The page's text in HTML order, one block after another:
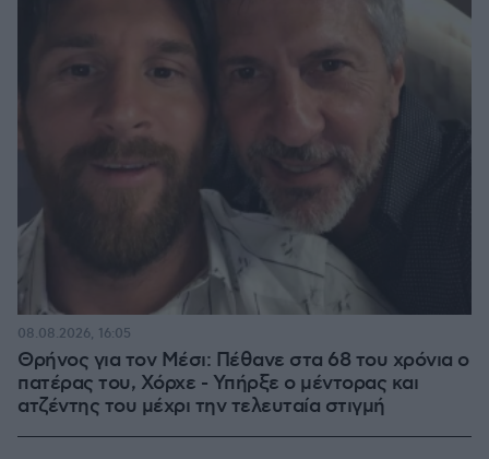
Θρήνος για τον Μέσι: Πέθανε στα 68 του χρόνια ο
πατέρας του, Χόρχε - Υπήρξε ο μέντορας και
ατζέντης του μέχρι την τελευταία στιγμή
08.08.2026, 16:05